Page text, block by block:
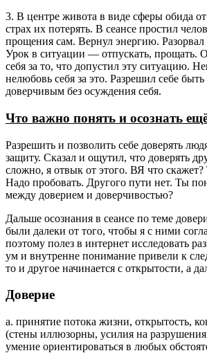
3. В центре живота в виде сферы обида
страх их потерять. В сеансе простил
прощения сам. Вернул энергию. Разорвал
Урок в ситуации — отпускать, прощать.
себя за то, что допустил эту ситуацию.
нелюбовь себя за это. Разрешил себе
доверчивым без осуждения себя.
Что важно понять и осознать
Разрешить и позволить себе доверять
защиту. Сказал и ощутил, что доверять
сложно, я отвык от этого. ВЯ что скажет?
Надо пробовать. Другого пути нет. Ты
между доверием и доверчивостью?
Дальше осознания в сеансе по теме
были далеки от того, чтобы я с ними
поэтому полез в интернет исследовать
ум и внутренне понимание привели к
то и другое начинается с открытости, а
Доверие
a. принятие потока жизни, открытость,
(стены иллюзорны, усилия на
умение ориентироваться в любых